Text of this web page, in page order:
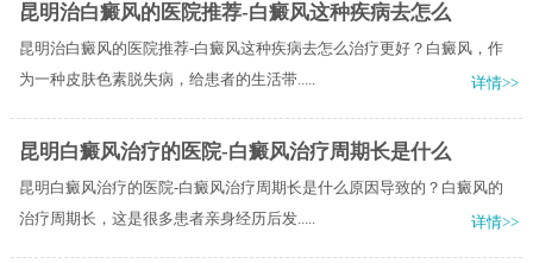
昆明治白癜风的医院推荐-白癜风这种疾病去怎么
昆明治白癜风的医院推荐-白癜风这种疾病去怎么治疗更好？白癜风，作
为一种皮肤色素脱失病，给患者的生活带.....
详情>>
昆明白癜风治疗的医院-白癜风治疗周期长是什么
昆明白癜风治疗的医院-白癜风治疗周期长是什么原因导致的？白癜风的
治疗周期长，这是很多患者亲身经历后发.....
详情>>